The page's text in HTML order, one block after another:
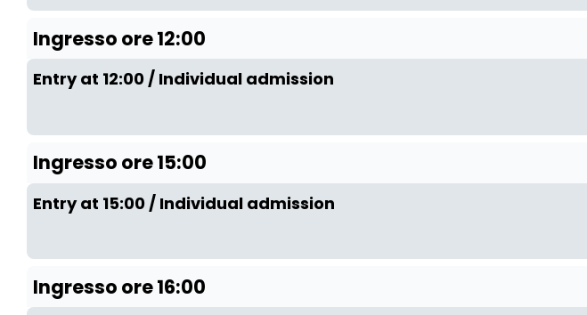
Ingresso ore 12:00
Entry at 12:00 / Individual admission
Ingresso ore 15:00
Entry at 15:00 / Individual admission
Ingresso ore 16:00